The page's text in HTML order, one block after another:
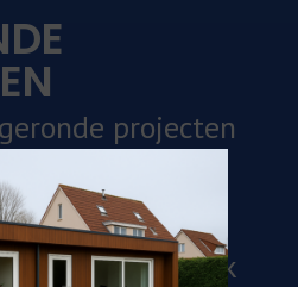
projecten
van ons
tot
leveren vakwerk